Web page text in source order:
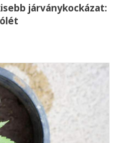
járványkockázat: